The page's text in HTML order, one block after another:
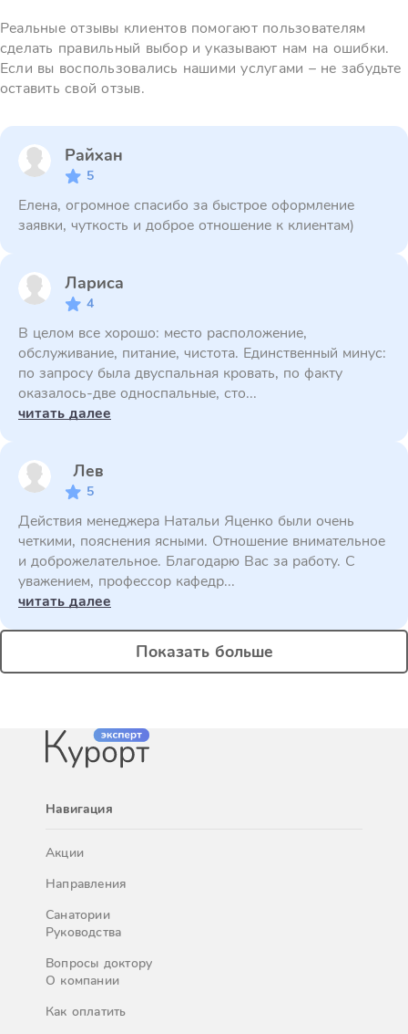
Реальные отзывы клиентов помогают пользователям
сделать правильный выбор и указывают нам на ошибки.
Если вы воспользовались нашими услугами – не забудьте
оставить свой отзыв.
Райхан
5
Елена, огромное спасибо за быстрое оформление
заявки, чуткость и доброе отношение к клиентам)
Лариса
4
В целом все хорошо: место расположение,
обслуживание, питание, чистота. Единственный минус:
по запросу была двуспальная кровать, по факту
оказалось-две односпальные, сто...
читать далее
Лев
5
Действия менеджера Натальи Яценко были очень
четкими, пояснения ясными. Отношение внимательное
и доброжелательное. Благодарю Вас за работу. С
уважением, профессор кафедр...
читать далее
Показать больше
Навигация
Акции
Направления
Санатории
Руководства
Вопросы доктору
О компании
Как оплатить